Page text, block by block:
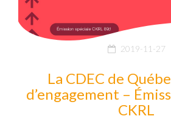
2019-11-27
La CDEC de
d’engagement –
CKRL